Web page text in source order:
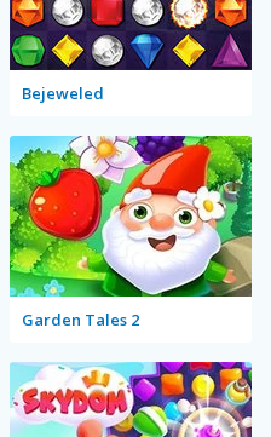
Bejeweled
Garden Tales 2